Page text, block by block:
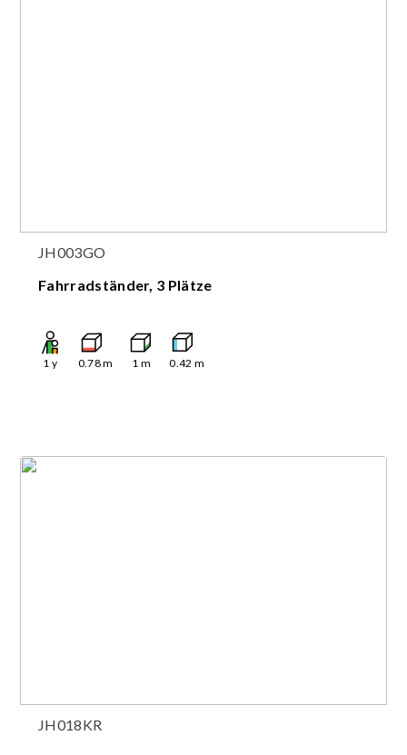
JH003GO
Fahrradständer, 3 Plätze
1 y 0.78m 1 m 0.42 m
JH018KR